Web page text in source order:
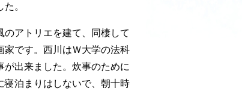
。
アトリエを建て、同棲して
家です。西川はＷ大学の法科
出来ました。炊事のために
寝泊まりはしないで、朝十時